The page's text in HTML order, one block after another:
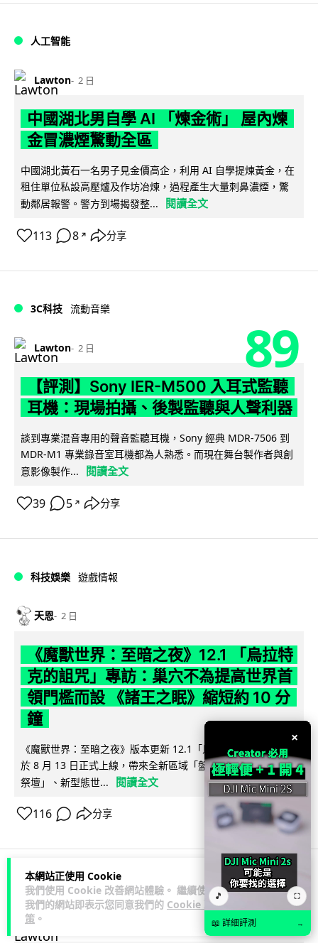
本網站正使用 Cookie
我們使用 Cookie 改善網站體驗。 繼續使用
我們的網站即表示您同意我們的 Cookie 政
策 。
人工智能
Lawton 2 日
中國湖北男自學 AI 「煉金術」 屋內煉
金冒濃煙驚動全區
中國湖北黃石一名男子見金價高企，利用 AI 自學提煉黃金，在
租住單位私設高壓爐及作坊冶煉，過程產生大量刺鼻濃煙，驚
動鄰居報警。警方到場揭發整...
閱讀全文
113 8 ↗ 分享
3C科技 流動音樂
Lawton 2 日 89
【評測】Sony IER-M500 入耳式監聽
耳機：現場拍攝、後製監聽與人聲利器
談到專業混音專用的聲音監聽耳機，Sony 經典 MDR-7506 到
MDR-M1 專業錄音室耳機都為人熟悉。而現在舞台製作者與創
意影像製作...
閱讀全文
39 5 ↗ 分享
科技娛樂 遊戲情報
天恩 2 日
《魔獸世界：至暗之夜》12.1 「烏拉特
克的詛咒」專訪：巢穴不為提高世界首
領門檻而設 《諸王之眠》縮短約 10 分
鐘
《魔獸世界：至暗之夜》版本更新 12.1「烏拉特克的詛咒」將
於 8 月 13 日正式上線，帶來全新區域「盤蛇島」、地城「毒牙
祭壇」、新型態世...
閱讀全文
116 分享
科技娛樂 遊戲情報
Lawton
×
🎵 ⛶
📖 詳細評測 →